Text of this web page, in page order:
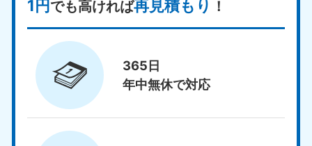
1円でも高ければ再見積もり ！
365日
年中無休で対応